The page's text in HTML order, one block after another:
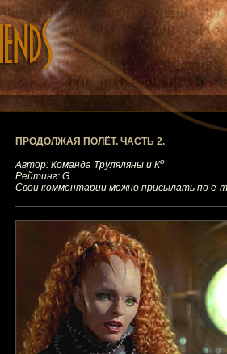
ПРОДОЛЖАЯ ПОЛЁТ. ЧАСТЬ 2.
Автор: Команда Труляляны и Ко
Рейтинг: G
Свои комментарии можно присылать по е-